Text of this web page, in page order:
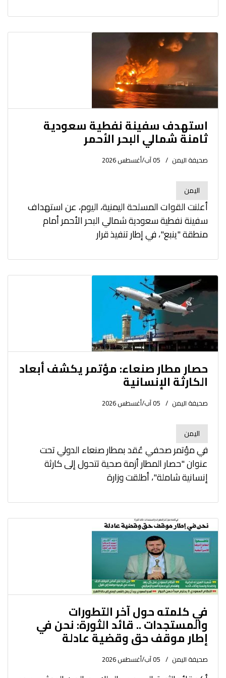
استهدف سفينة نفطية سعودية
ثامنة شمالي البحر الأحمر
صحيفة اليمن 05 آب/أغسطس 2026
اليمن
أعلنت القوات المسلحة اليمنية، اليوم، عن استهداف
سفينة نفطية سعودية شمالي البحر الأحمر أمام
منطقة "ينبع"، في إطار تنفيذ قرار
حصار مطار صنعاء: مؤتمر يكشف أبعاد
الكارثة الإنسانية
صحيفة اليمن 05 آب/أغسطس 2026
اليمن
في مؤتمر صحفي عُقد بمطار صنعاء الدولي تحت
عنوان "حصار المطار أزمة صحية تتحول إلى كارثة
إنسانية شاملة"، أطلقت وزارة
في كلمته حول آخر التطورات
والمستجدات .. قائد الثورة: نحن في
إطار موقف حق وقضية عادلة
صحيفة اليمن 05 آب/أغسطس 2026